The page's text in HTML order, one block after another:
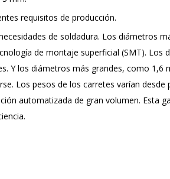
requisitos de producción.
de soldadura. Los diámetros
de montaje superficial (SMT). Los
Y los diámetros más grandes, como 1,6
Los pesos de los carretes varían desde
automatizada de gran volumen. Esta